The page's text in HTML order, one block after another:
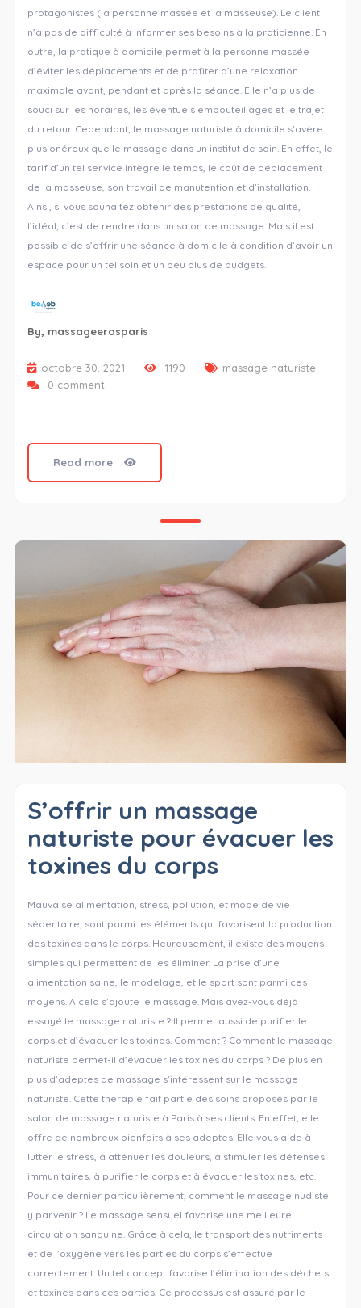
protagonistes (la personne massée et la masseuse). Le client
n’a pas de difficulté à informer ses besoins à la praticienne. En
outre, la pratique à domicile permet à la personne massée
d’éviter les déplacements et de profiter d’une relaxation
maximale avant, pendant et après la séance. Elle n’a plus de
souci sur les horaires, les éventuels embouteillages et le trajet
du retour. Cependant, le massage naturiste à domicile s’avère
plus onéreux que le massage dans un institut de soin. En effet, le
tarif d’un tel service intègre le temps, le coût de déplacement
de la masseuse, son travail de manutention et d’installation.
Ainsi, si vous souhaitez obtenir des prestations de qualité,
l’idéal, c’est de rendre dans un salon de massage. Mais il est
possible de s’offrir une séance à domicile à condition d’avoir un
espace pour un tel soin et un peu plus de budgets.
By, massageerosparis
octobre 30, 2021 1190
massage naturiste
0 comment
Read more
S’offrir un massage
naturiste pour évacuer les
toxines du corps
Mauvaise alimentation, stress, pollution, et mode de vie
sédentaire, sont parmi les éléments qui favorisent la production
des toxines dans le corps. Heureusement, il existe des moyens
simples qui permettent de les éliminer. La prise d’une
alimentation saine, le modelage, et le sport sont parmi ces
moyens. A cela s’ajoute le massage. Mais avez-vous déjà
essayé le massage naturiste ? Il permet aussi de purifier le
corps et d’évacuer les toxines. Comment ? Comment le massage
naturiste permet-il d’évacuer les toxines du corps ? De plus en
plus d’adeptes de massage s’intéressent sur le massage
naturiste. Cette thérapie fait partie des soins proposés par le
salon de massage naturiste à Paris à ses clients. En effet, elle
offre de nombreux bienfaits à ses adeptes. Elle vous aide à
lutter le stress, à atténuer les douleurs, à stimuler les défenses
immunitaires, à purifier le corps et à évacuer les toxines, etc.
Pour ce dernier particulièrement, comment le massage nudiste
y parvenir ? Le massage sensuel favorise une meilleure
circulation sanguine. Grâce à cela, le transport des nutriments
et de l’oxygène vers les parties du corps s’effectue
correctement. Un tel concept favorise l’élimination des déchets
et toxines dans ces parties. Ce processus est assuré par le